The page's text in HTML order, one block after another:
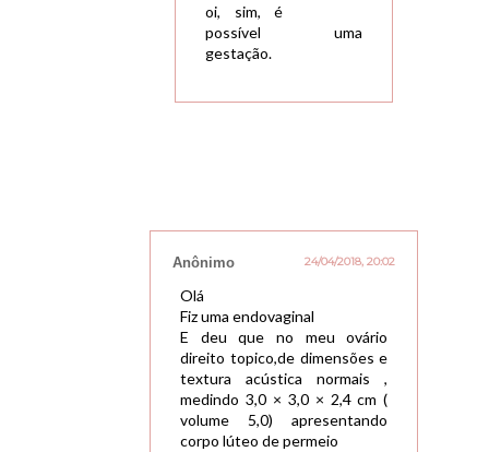
oi, sim, é
possível uma
gestação.
Anônimo 24/04/2018, 20:02
Olá
Fiz uma endovaginal
E deu que no meu ovário
direito topico,de dimensões e
textura acústica normais ,
medindo 3,0 × 3,0 × 2,4 cm (
volume 5,0) apresentando
corpo lúteo de permeio